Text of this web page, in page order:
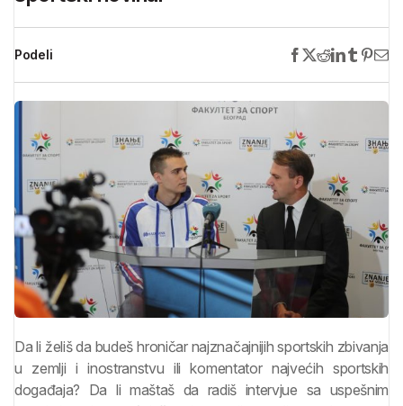
Podeli
Da li želiš da budeš hroničar najznačajnijih sportskih zbivanja
u zemlji i inostranstvu ili komentator najvećih sportskih
događaja? Da li maštaš da radiš intervjue sa uspešnim